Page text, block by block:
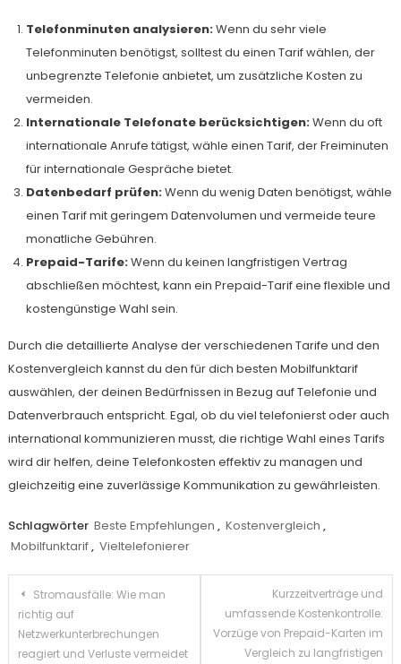
Telefonminuten analysieren:Wenn du sehr viele
Telefonminuten benötigst, solltest du einen Tarif wählen, der
unbegrenzte Telefonie anbietet, um zusätzliche Kosten zu
vermeiden.
Internationale Telefonate berücksichtigen:Wenn du oft
internationale Anrufe tätigst, wähle einen Tarif, der Freiminuten
für internationale Gespräche bietet.
Datenbedarf prüfen:Wenn du wenig Daten benötigst, wähle
einen Tarif mit geringem Datenvolumen und vermeide teure
monatliche Gebühren.
Prepaid-Tarife:Wenn du keinen langfristigen Vertrag
abschließen möchtest, kann ein Prepaid-Tarif eine flexible und
kostengünstige Wahl sein.
Durch die detaillierte Analyse der verschiedenen Tarife und den
Kostenvergleich kannst du den für dich besten Mobilfunktarif
auswählen, der deinen Bedürfnissen in Bezug auf Telefonie und
Datenverbrauch entspricht. Egal, ob du viel telefonierst oder auch
international kommunizieren musst, die richtige Wahl eines Tarifs
wird dir helfen, deine Telefonkosten effektiv zu managen und
gleichzeitig eine zuverlässige Kommunikation zu gewährleisten.
Schlagwörter Beste Empfehlungen , Kostenvergleich ,
Mobilfunktarif, Vieltelefonierer
Beitragsnavigation
Stromausfälle: Wie man
richtig auf
Netzwerkunterbrechungen
reagiert und Verluste vermeidet
Kurzzeitverträge und
umfassende Kostenkontrolle:
Vorzüge von Prepaid-Karten im
Vergleich zu langfristigen